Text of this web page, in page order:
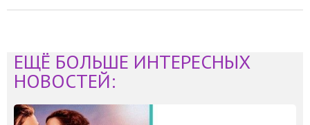
ЕЩЁ БОЛЬШЕ ИНТЕРЕСНЫХ
НОВОСТЕЙ: